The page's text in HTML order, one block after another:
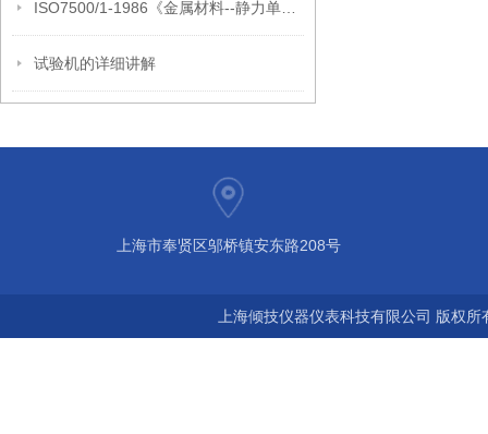
试验机的详细讲解
上海市奉贤区邬桥镇安东路208号
上海倾技仪器仪表科技有限公司 版权